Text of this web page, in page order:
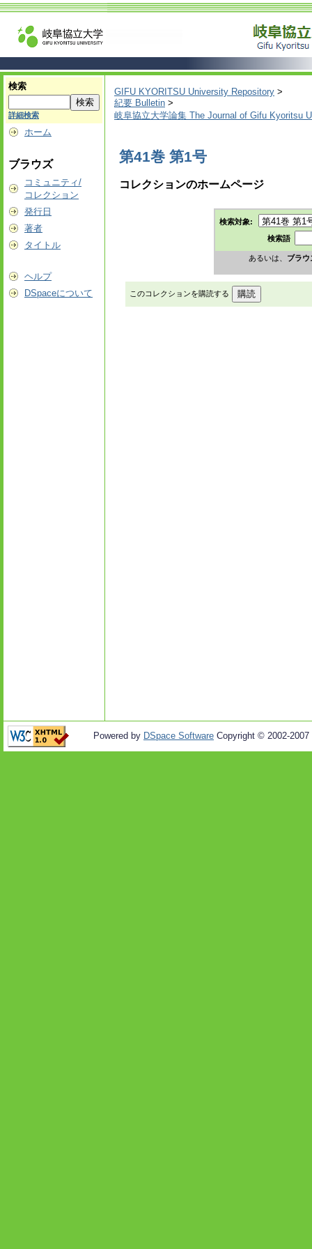
検索
詳細検索
ホーム
ブラウズ
コミュニティ/
コレクション
発行日
著者
タイトル
ヘルプ
DSpaceについて
GIFU KYORITSU University Repository >
紀要 Bulletin >
岐阜協立大学論集 The Journal of Gifu Kyoritsu
第41巻 第1号
コレクションのホームページ
検索対象:
検索語
あるいは、 ブラウ
このコレクションを購読する
Powered by DSpace Software Copyright © 2002-2007